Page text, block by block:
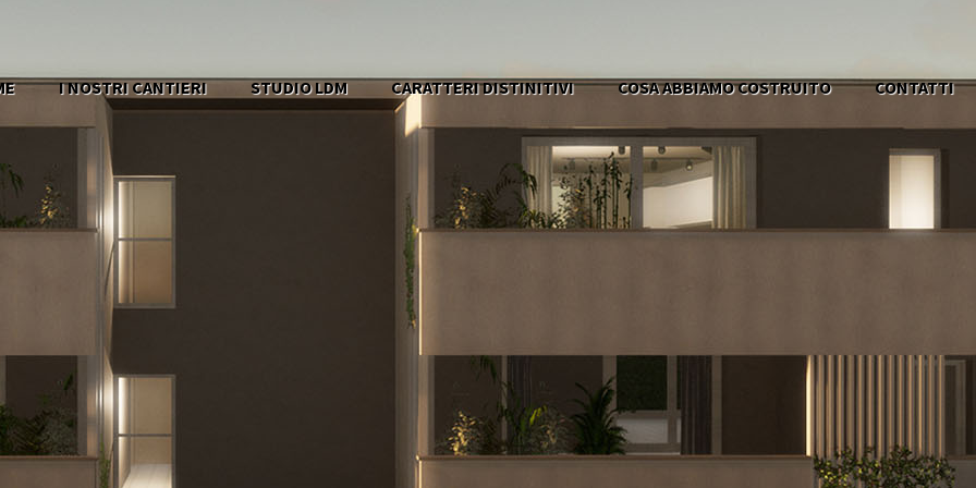
I NOSTRI CANTIERI STUDIO LDM CARATTERI DISTINITIVI COSA ABBIAMO COSTRUITO CONTATTI